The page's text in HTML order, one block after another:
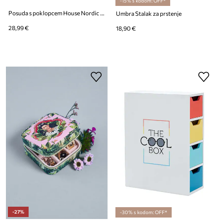
28,99 €
Umbra Stalak za prstenje
18,90 €
-27% -30% s kodom: OFF*